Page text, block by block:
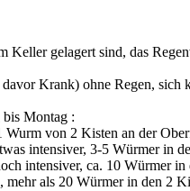
Keller gelagert sind, das
Krank) ohne Regen, sich
bis Montag :
Wurm von 2 Kisten an der
intensiver, 3-5 Würmer in
intensiver, ca. 10 Würmer
mehr als 20 Würmer in den 2